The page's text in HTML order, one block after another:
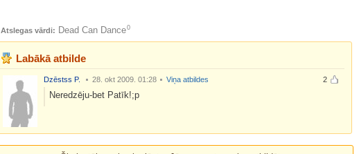
Atslegas vārdi: Dead Can Dance0
Labākā atbilde
2
Dzēstss P. 28. okt 2009. 01:28 Viņa atbildes
Neredzēju-bet Patīk!;p